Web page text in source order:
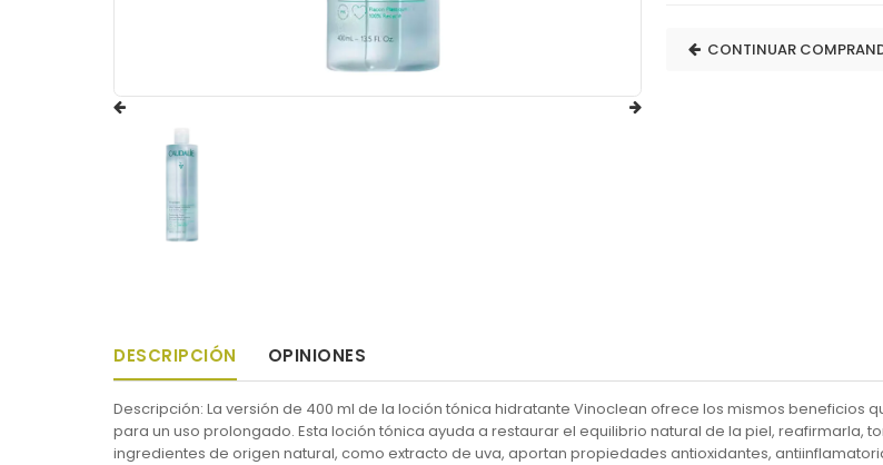
CONTINUAR
DESCRIPCIÓN OPINIONES
Descripción: La versión de 400 ml de la loción tónica hidratante Vinoclean ofrece los mismos
para un uso prolongado. Esta loción tónica ayuda a restaurar el equilibrio natural de la piel, reafirmarla,
ingredientes de origen natural, como extracto de uva, aportan propiedades antioxidantes,